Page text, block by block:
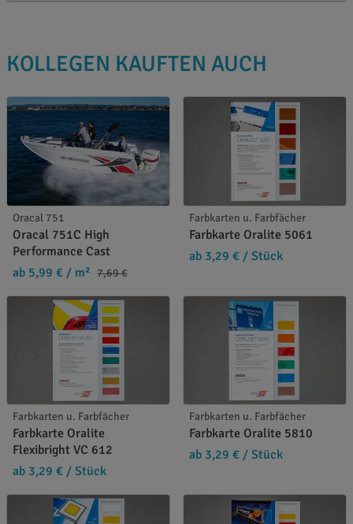
KOLLEGEN KAUFTEN AUCH
Oracal 751
Oracal 751C High
Performance Cast
ab 5,99 € / m² 7,69 €
Farbkarten u. Farbfächer
Farbkarte Oralite 5061
ab 3,29 € / Stück
Farbkarten u. Farbfächer
Farbkarte Oralite
Flexibright VC 612
ab 3,29 € / Stück
Farbkarten u. Farbfächer
Farbkarte Oralite 5810
ab 3,29 € / Stück